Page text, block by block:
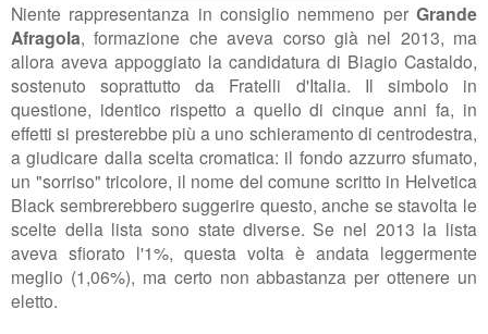
Niente rappresentanza in consiglio nemmeno per Grande
Afragola, formazione che aveva corso già nel 2013, ma
allora aveva appoggiato la candidatura di Biagio Castaldo,
sostenuto soprattutto da Fratelli d'Italia. Il simbolo in
questione, identico rispetto a quello di cinque anni fa, in
effetti si presterebbe più a uno schieramento di centrodestra,
a giudicare dalla scelta cromatica: il fondo azzurro sfumato,
un "sorriso" tricolore, il nome del comune scritto in Helvetica
Black sembrerebbero suggerire questo, anche se stavolta le
scelte della lista sono state diverse. Se nel 2013 la lista
aveva sfiorato l'1%, questa volta è andata leggermente
meglio (1,06%), ma certo non abbastanza per ottenere un
eletto.